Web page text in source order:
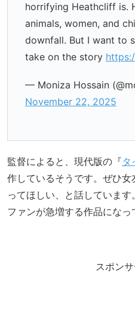
horrifying Heathcliff is.
animals, women, and
downfall. But I want to
take on the story
— Moniza Hossain
November 22, 2025
監督によると、現代版の『タ
作しているそうです。ぜひ
ってほしい、と話していま
ファンが急増する作品になっ
スポン